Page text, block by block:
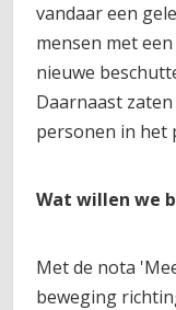
vandaar een
mensen met
nieuwe
Daarnaast
personen in het
Wat willen we
Met de nota
beweging